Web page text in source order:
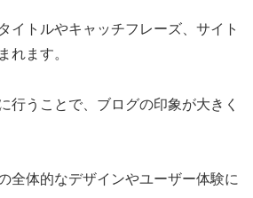
イトルやキャッチフレーズ、サイト
れます。
行うことで、ブログの印象が大きく
全体的なデザインやユーザー体験に